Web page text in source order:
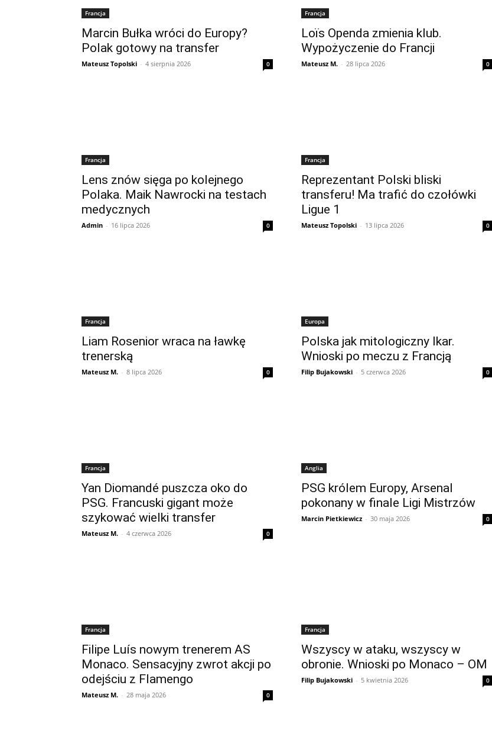
Francja
Marcin Bułka wróci do Europy?
Polak gotowy na transfer
Mateusz Topolski - 4 sierpnia 2026 0
Francja
Loïs Openda zmienia klub.
Wypożyczenie do Francji
Mateusz M. - 28 lipca 2026 0
Francja
Lens znów sięga po kolejnego
Polaka. Maik Nawrocki na testach
medycznych
Admin - 16 lipca 2026 0
Francja
Reprezentant Polski bliski
transferu! Ma trafić do czołówki
Ligue 1
Mateusz Topolski - 13 lipca 2026 0
Francja
Liam Rosenior wraca na ławkę
trenerską
Mateusz M. - 8 lipca 2026 0
Europa
Polska jak mitologiczny Ikar.
Wnioski po meczu z Francją
Filip Bujakowski - 5 czerwca 2026 0
Francja
Yan Diomandé puszcza oko do
PSG. Francuski gigant może
szykować wielki transfer
Mateusz M. - 4 czerwca 2026 0
Anglia
PSG królem Europy, Arsenal
pokonany w finale Ligi Mistrzów
Marcin Pietkiewicz - 30 maja 2026 0
Francja
Filipe Luís nowym trenerem AS
Monaco. Sensacyjny zwrot akcji po
odejściu z Flamengo
Mateusz M. - 28 maja 2026 0
Francja
Wszyscy w ataku, wszyscy w
obronie. Wnioski po Monaco – OM
Filip Bujakowski - 5 kwietnia 2026 0